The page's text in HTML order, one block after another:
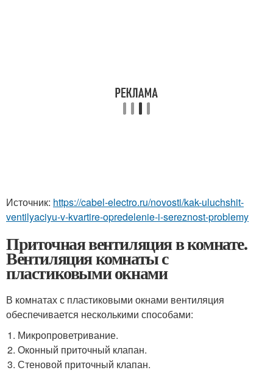
Источник: https://cabel-electro.ru/novosti/kak-uluchshit-
ventilyaciyu-v-kvartire-opredelenie-i-sereznost-problemy
Приточная вентиляция в комнате.
Вентиляция комнаты с
пластиковыми окнами
В комнатах с пластиковыми окнами вентиляция
обеспечивается несколькими способами:
Микропроветривание.
Оконный приточный клапан.
Стеновой приточный клапан.